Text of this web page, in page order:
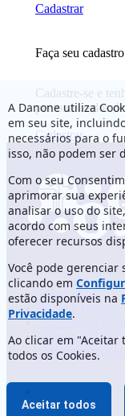
Cadastrar
Faça seu
Cadastre-se e
personalizados
Cadastrar
Fale Conosco
Sobre a Danone
Referências
Termos de Uso/
Dúvidas
A Danone utiliza
em seu site,
necessários para o
isso, não podem ser
Com o seu
aprimorar sua
analisar o uso do
acordo com seus
oferecer recursos
Você pode
clicando em
estão disponíveis na
Privacidade.
Ao clicar em "Aceitar
todos os Cookies.
Aceitar todos